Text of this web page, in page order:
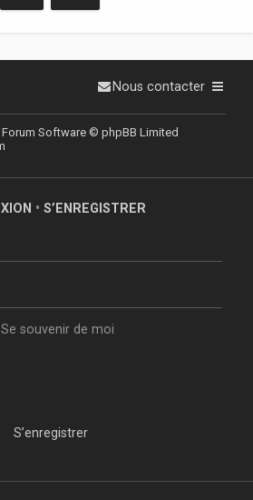
Nous contacter
Software © phpBB Limited
• S’ENREGISTRER
Se souvenir de moi
S’enregistrer